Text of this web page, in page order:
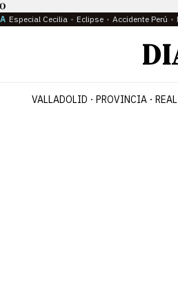
Especial Cecilia Eclipse Accidente Perú
VALLADOLID PROVINCIA